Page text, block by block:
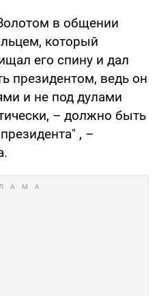
в общении
который
его спину и дал
президентом, ведь он
и не под дулами
– должно быть
, –